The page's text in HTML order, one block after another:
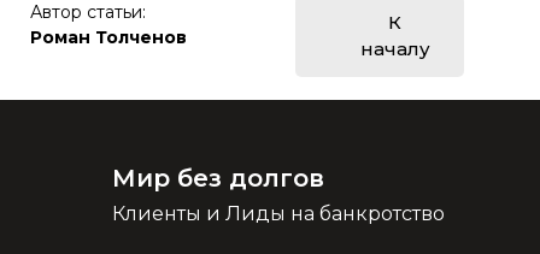
К
началу
Автор статьи:
Роман Толченов
Мир без долгов
Клиенты и Лиды на банкротство